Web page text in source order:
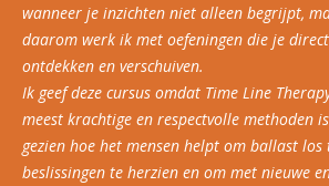
wanneer je inzichten niet alleen begrijpt,
daarom werk ik met oefeningen die je
ontdekken en verschuiven.
Ik geef deze cursus omdat Time Line
meest krachtige en respectvolle methoden
gezien hoe het mensen helpt om ballast
beslissingen te herzien en om met nieuwe